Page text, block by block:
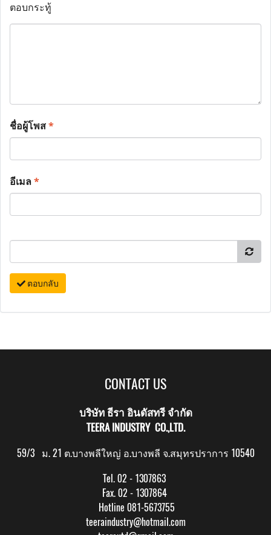
ตอบกระทู้
ชื่อผู้โพส*
อีเมล*
ตอบกลับ
CONTACT US
บริษัท ธีรา อินดัสทรี จำกัด
TEERA INDUSTRY CO.,LTD.
59/3 ม. 21 ต.บางพลีใหญ่ อ.บางพลี จ.สมุทรปราการ 10540
Tel. 02 - 1307863
Fax. 02 - 1307864
Hotline 081-5673755
teeraindustry@hotmail.com